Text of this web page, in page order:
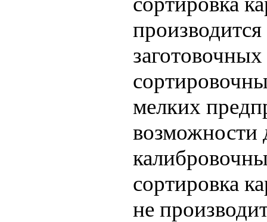
мелких
возможности
сортировка
не